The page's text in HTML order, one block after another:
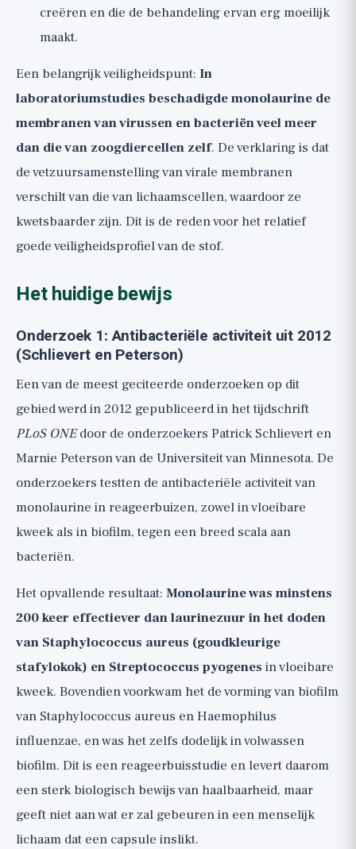
creëren en die de behandeling ervan erg moeilijk
maakt.
Een belangrijk veiligheidspunt: In
laboratoriumstudies beschadigde monolaurine de
membranen van virussen en bacteriën veel meer
dan die van zoogdiercellen zelf. De verklaring is dat
de vetzuursamenstelling van virale membranen
verschilt van die van lichaamscellen, waardoor ze
kwetsbaarder zijn. Dit is de reden voor het relatief
goede veiligheidsprofiel van de stof.
Het huidige bewijs
Onderzoek 1: Antibacteriële activiteit uit 2012
(Schlievert en Peterson)
Een van de meest geciteerde onderzoeken op dit
gebied werd in 2012 gepubliceerd in het tijdschrift
PLoS ONEdoor de onderzoekers Patrick Schlievert en
Marnie Peterson van de Universiteit van Minnesota. De
onderzoekers testten de antibacteriële activiteit van
monolaurine in reageerbuizen, zowel in vloeibare
kweek als in biofilm, tegen een breed scala aan
bacteriën.
Het opvallende resultaat: Monolaurine was minstens
200 keer effectiever dan laurinezuur in het doden
van Staphylococcus aureus (goudkleurige
stafylokok) en Streptococcus pyogenes in vloeibare
kweek. Bovendien voorkwam het de vorming van biofilm
van Staphylococcus aureus en Haemophilus
influenzae, en was het zelfs dodelijk in volwassen
biofilm. Dit is een reageerbuisstudie en levert daarom
een sterk biologisch bewijs van haalbaarheid, maar
geeft niet aan wat er zal gebeuren in een menselijk
lichaam dat een capsule inslikt.